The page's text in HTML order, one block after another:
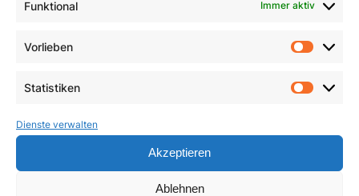
Funktional Immer aktiv
Vorlieben
Statistiken
Dienste verwalten
Akzeptieren
Ablehnen
In den Warenkorb